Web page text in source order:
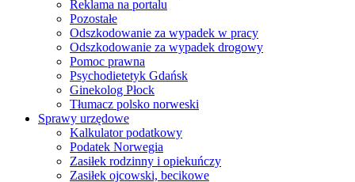
Reklama na portalu
Pozostałe
Odszkodowanie za wypadek w pracy
Odszkodowanie za wypadek drogowy
Pomoc prawna
Psychodietetyk Gdańsk
Ginekolog Płock
Tłumacz polsko norweski
Sprawy urzędowe
Kalkulator podatkowy
Podatek Norwegia
Zasiłek rodzinny i opiekuńczy
Zasiłek ojcowski, becikowe